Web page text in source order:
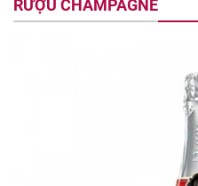
RƯỢU CHAMPAGNE